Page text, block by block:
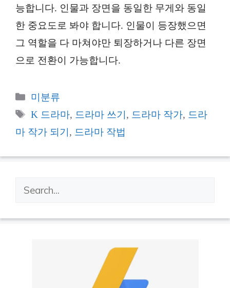
능합니다. 인물과 장면을 동일한 무게와 동일
한 중요도로 봐야 합니다. 인물이 등장했으면
그 역할을 다 마쳐야만 퇴장하거나 다른 장면
으로 전환이 가능합니다.
카
테
리
미분류
태
그
K 드라마, 드라마 쓰기, 드라마 작가, 드라
마 작가 되기, 드라마 작법
검